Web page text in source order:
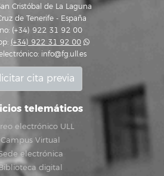
Cristóbal de La Laguna
de Tenerife - España
(+34) 922 31 92 00
(+34) 922 31 92 00
info@fg.ull.es
cita previa
telemáticos
electrónico ULL
Campus Virtual
electrónica
digital